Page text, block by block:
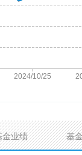
金业绩 基